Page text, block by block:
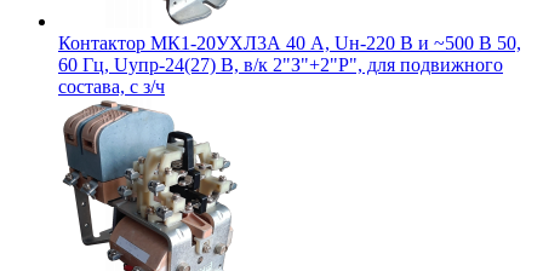
Контактор МК1-20УХЛ3А 40 А, Uн-220 В и ~500 В 50,
60 Гц, Uупр-24(27) В, в/к 2"З"+2"Р", для подвижного
состава, с з/ч